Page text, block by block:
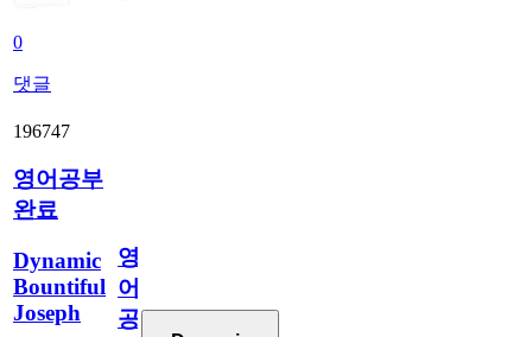
0
댓글
196747
영어공부
완료
Dynamic
Bountiful
Joseph
영
어
공